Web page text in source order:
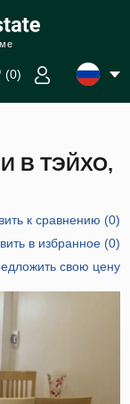
(0)
В ТЭЙХО,
к сравнению (0)
в избранное(0)
свою цену